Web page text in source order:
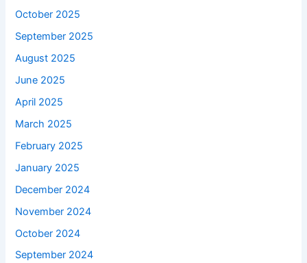
October 2025
September 2025
August 2025
June 2025
April 2025
March 2025
February 2025
January 2025
December 2024
November 2024
October 2024
September 2024